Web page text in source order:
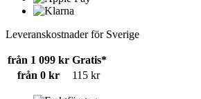
Leveranskostnader för Sverige
från 1 099 kr Gratis*
från 0 kr
115 kr